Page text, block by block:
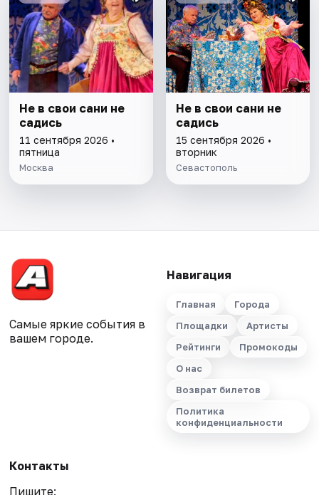
Не в свои сани не
садись
11 сентября 2026 •
пятница
Москва
Не в свои сани не
садись
15 сентября 2026 •
вторник
Севастополь
Самые яркие события в
вашем городе.
Навигация
Главная
Города
Площадки
Артисты
Рейтинги
Промокоды
О нас
Возврат билетов
Политика
конфиденциальности
Контакты
Пишите: